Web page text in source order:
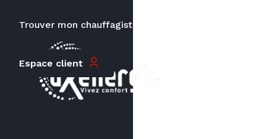
Trouver mon chauffagiste
Espace client